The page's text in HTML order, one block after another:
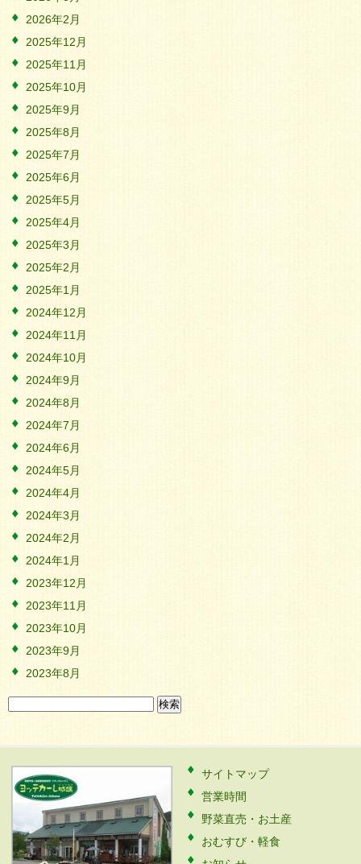
2026年2月
2025年12月
2025年11月
2025年10月
2025年9月
2025年8月
2025年7月
2025年6月
2025年5月
2025年4月
2025年3月
2025年2月
2025年1月
2024年12月
2024年11月
2024年10月
2024年9月
2024年8月
2024年7月
2024年6月
2024年5月
2024年4月
2024年3月
2024年2月
2024年1月
2023年12月
2023年11月
2023年10月
2023年9月
2023年8月
検
索:
サイトマップ
営業時間
野菜直売・お土産
おむすび・軽食